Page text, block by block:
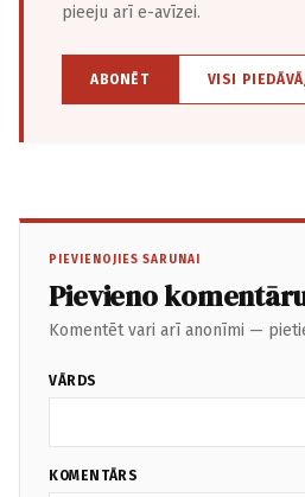
pieeju arī e-avīzei.
ABONĒT VISI
PIEVIENOJIES SARUNAI
Pievieno
Komentēt vari arī anonīmi —
VĀRDS
KOMENTĀRS